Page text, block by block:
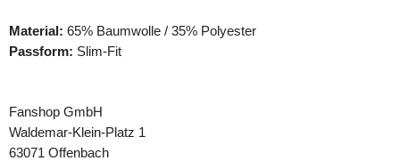
Material: 65% Baumwolle / 35% Polyester
Passform: Slim-Fit
Fanshop GmbH
Waldemar-Klein-Platz 1
63071 Offenbach